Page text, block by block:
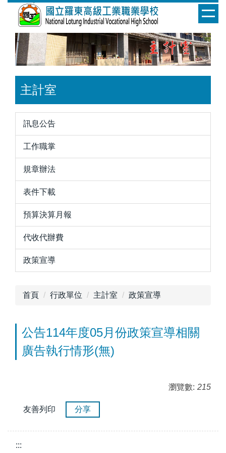
主計室
訊息公告
工作職掌
規章辦法
表件下載
預算決算月報
代收代辦費
政策宣導
首頁 行政單位 主計室 政策宣導
公告114年度05月份政策宣導相關
廣告執行情形(無)
瀏覽數: 215
友善列印 分享
:::